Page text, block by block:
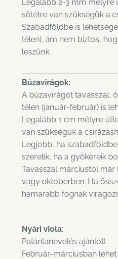
Legalább 2-3 mm mélyre
sötétre van szükségük a
Szabadföldbe is
télen), ám nem biztos,
leszünk.
Búzavirágok:
A búzavirágot tavasszal,
télen (január-február) is
Legalább 1 cm mélyre
van szükségük a
Legjobb, ha
szeretik, ha a gyökereik
Tavasszal márciustól már
vagy októberben. Ha
hamarabb fognak
Nyári viola:
Palántanevelés ajánlott.
Február-márciusban